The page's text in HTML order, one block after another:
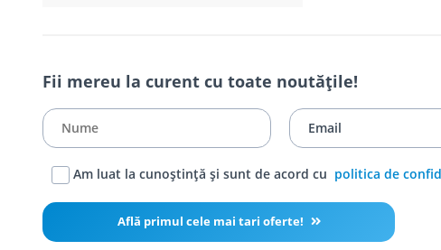
Fii mereu la curent cu toate noutățile!
Am luat la cunoștință și sunt de acord cu politica de
Află primul cele mai tari oferte!